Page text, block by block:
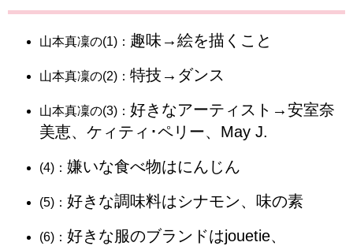
山本真凜の(1)： 趣味→絵を描くこと
山本真凜の(2)： 特技→ダンス
山本真凜の(3)： 好きなアーティスト→安室奈
美恵、ケィティ･ペリー、May J.
(4)： 嫌いな食べ物はにんじん
(5)： 好きな調味料はシナモン、味の素
(6)： 好きな服のブランドはjouetie、